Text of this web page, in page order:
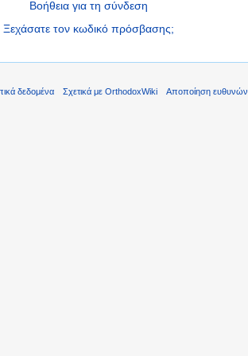
Βοήθεια για τη σύνδεση
Ξεχάσατε τον κωδικό πρόσβασης;
δεδομένα Σχετικά με OrthodoxWiki Αποποίηση ευθυνών